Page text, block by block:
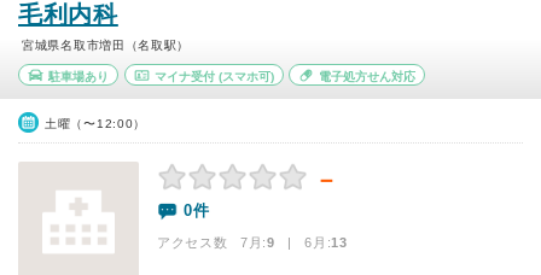
毛利内科
宮城県名取市増田（名取駅）
駐車場あり マイナ受付(スマホ可) 電子処方せん対応
土曜（〜12:00）
－
0件
アクセス数 7月:9 | 6月:13